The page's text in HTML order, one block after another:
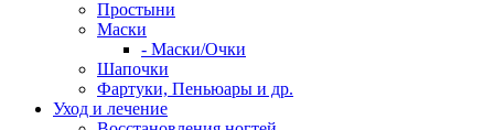
Простыни
Маски
- Маски/Очки
Шапочки
Фартуки, Пеньюары и др.
Уход и лечение